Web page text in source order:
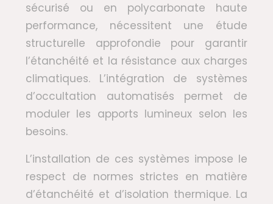
sécurisé ou en polycarbonate haute
performance, nécessitent une étude
structurelle approfondie pour garantir
l’étanchéité et la résistance aux charges
climatiques. L’intégration de systèmes
d’occultation automatisés permet de
moduler les apports lumineux selon les
besoins.
L’installation de ces systèmes impose le
respect de normes strictes en matière
d’étanchéité et d’isolation thermique. La